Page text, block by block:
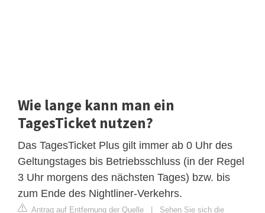
Wie lange kann man ein
TagesTicket nutzen?
Das TagesTicket Plus gilt immer ab 0 Uhr des
Geltungstages bis Betriebsschluss (in der Regel
3 Uhr morgens des nächsten Tages) bzw. bis
zum Ende des Nightliner-Verkehrs.
Antrag auf Entfernung der Quelle | Sehen Sie sich die